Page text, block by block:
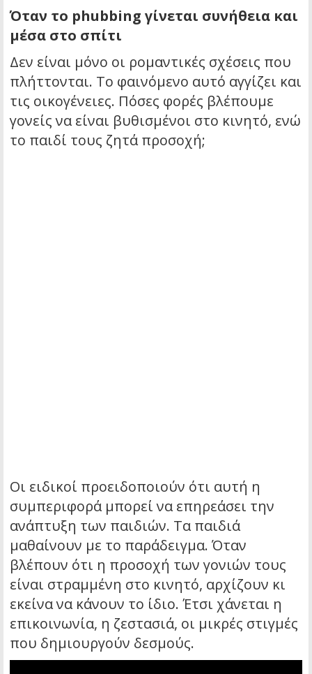
Όταν το phubbing γίνεται συνήθεια και
μέσα στο σπίτι
Δεν είναι μόνο οι ρομαντικές σχέσεις που
πλήττονται. Το φαινόμενο αυτό αγγίζει και
τις οικογένειες. Πόσες φορές βλέπουμε
γονείς να είναι βυθισμένοι στο κινητό, ενώ
το παιδί τους ζητά προσοχή;
Οι ειδικοί προειδοποιούν ότι αυτή η
συμπεριφορά μπορεί να επηρεάσει την
ανάπτυξη των παιδιών. Τα παιδιά
μαθαίνουν με το παράδειγμα. Όταν
βλέπουν ότι η προσοχή των γονιών τους
είναι στραμμένη στο κινητό, αρχίζουν κι
εκείνα να κάνουν το ίδιο. Έτσι χάνεται η
επικοινωνία, η ζεστασιά, οι μικρές στιγμές
που δημιουργούν δεσμούς.